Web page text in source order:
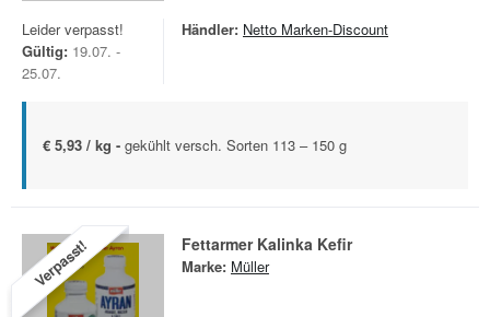
Leider verpasst!
Gültig: 19.07. -
25.07.
Händler: Netto Marken-Discount
€ 5,93 / kg - gekühlt versch. Sorten 113 – 150 g
Verpasst! Fettarmer Kalinka Kefir
Marke: Müller